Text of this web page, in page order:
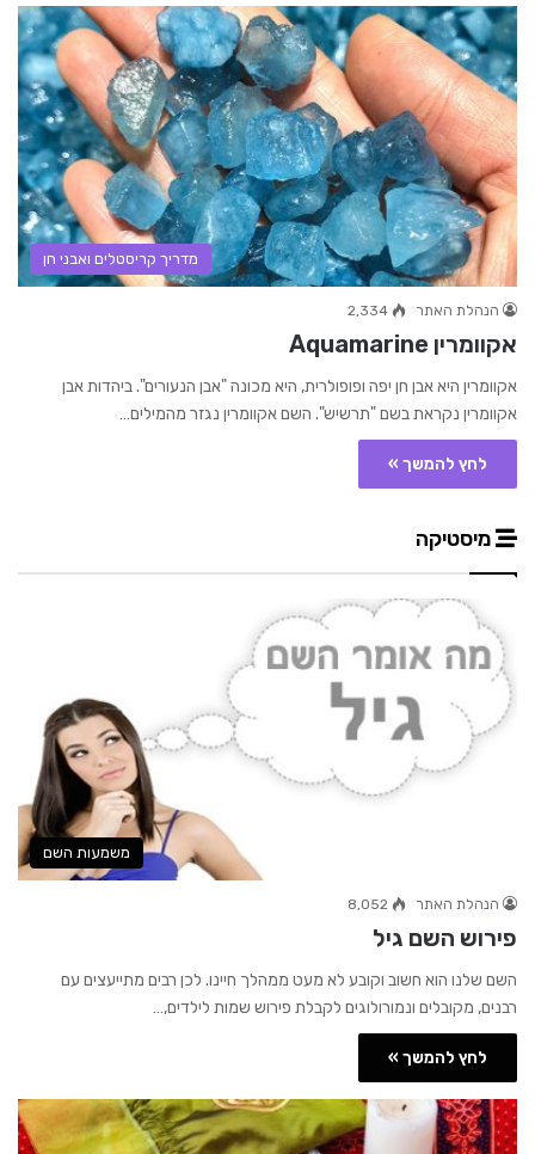
מדריך קריסטלים ואבני חן
הנהלת האתר 2,334
אקוומרין Aquamarine
אקוומרין היא אבן חן יפה ופופולרית, היא מכונה "אבן הנעורים". ביהדות אבן
אקוומרין נקראת בשם "תרשיש". השם אקוומרין נגזר מהמילים…
לחץ להמשך »
מיסטיקה
משמעות השם
הנהלת האתר 8,052
פירוש השם גיל
השם שלנו הוא חשוב וקובע לא מעט ממהלך חיינו. לכן רבים מתייעצים עם
רבנים, מקובלים ונמורולוגים לקבלת פירוש שמות לילדים,…
לחץ להמשך »